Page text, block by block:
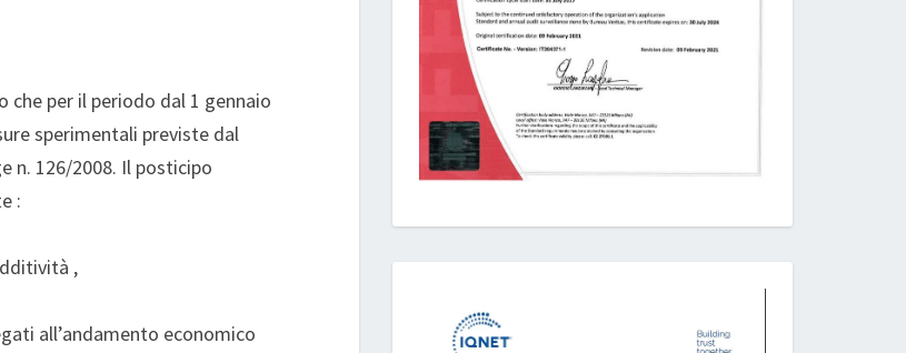
per il periodo dal 1 gennaio
sperimentali previste dal
n. 126/2008. Il posticipo
:
,
all’andamento economico